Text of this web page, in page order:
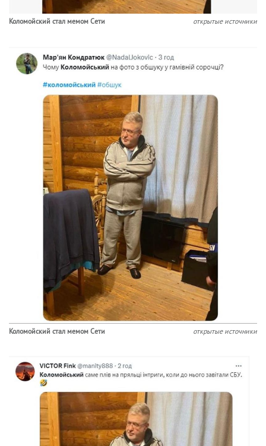
Коломойский стал мемом Сети открытые источники
Коломойский стал мемом Сети открытые источники